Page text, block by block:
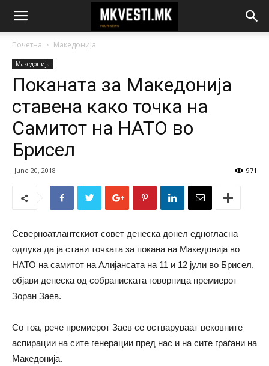
Почетна Македонија
Македонија
Поканата за Македонија
ставена како точка на
Самитот на НАТО во
Брисел
June 20, 2018 971
Северноатлантскиот совет денеска донел едногласна
одлука да ја стави точката за покана на Македонија во
НАТО на самитот на Алијансата на 11 и 12 јули во Брисел,
објави денеска од собраниската говорница премиерот
Зоран Заев.
Со тоа, рече премиерот Заев се остваруваат вековните
аспирации на сите генерации пред нас и на сите граѓани на
Македонија.